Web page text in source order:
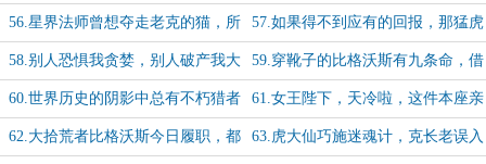
神者的死期已至 克蒙德，邪能对你真失望！
56.星界法师曾想夺走老克的猫，所
以，这是私人恩怨
57.如果得不到应有的回报，那猛虎
这一次可就真要破产了
58.别人恐惧我贪婪，别人破产我大
赚，干就完啦
59.穿靴子的比格沃斯有九条命，借
给老克一条问题也不大
60.世界历史的阴影中总有不朽猎者
潜行
61.女王陛下，天冷啦，这件本座亲
自缝的皇袍您就穿上吧
62.大拾荒者比格沃斯今日履职，都 63.虎大仙巧施迷魂计，克长老误入